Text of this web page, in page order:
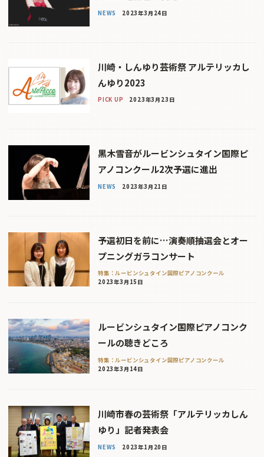
NEWS 2023年3月24日
川崎・しんゆり芸術祭 アルテリッカし
んゆり2023
PICK UP 2023年3月23日
黒木雪音がルービンシュタイン国際ピ
アノコンクール2次予選に進出
NEWS 2023年3月21日
予選初日を前に…演奏順抽選会とオー
プニングガラコンサート
特集：ルービンシュタイン国際ピアノコンクール
2023年3月15日
ルービンシュタイン国際ピアノコンク
ールの聴きどころ
特集：ルービンシュタイン国際ピアノコンクール
2023年3月14日
川崎市春の芸術祭「アルテリッカしん
ゆり」記者発表会
NEWS 2023年1月20日